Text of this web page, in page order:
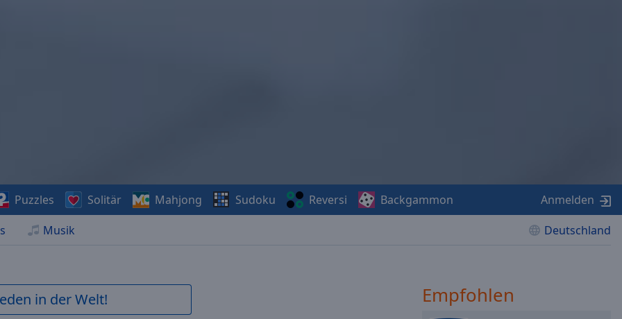
Musik Deutschland
Puzzles Solitär Mahjong Sudoku Reversi Backgammon Anmelden
in der Welt! Empfohlen